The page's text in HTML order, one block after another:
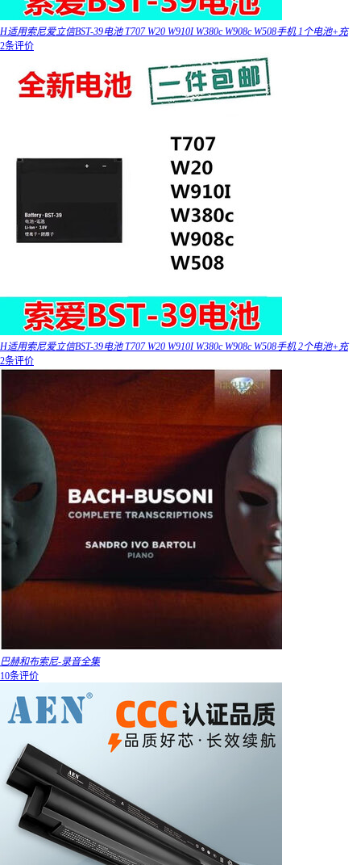
H适用索尼爱立信BST-39电池 T707 W20 W910I W380c W908c W508手机 1个电池+充
2条评价
H适用索尼爱立信BST-39电池 T707 W20 W910I W380c W908c W508手机 2个电池+充
2条评价
巴赫和布索尼-录音全集
10条评价